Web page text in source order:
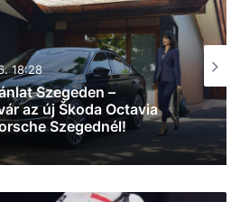
15:25
koktélt kóstold meg
Segítünk
13:49
még nekünk is leesett az